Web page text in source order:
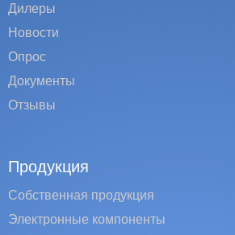
Дилеры
Новости
Опрос
Документы
Отзывы
Продукция
Собственная продукция
Электронные компоненты